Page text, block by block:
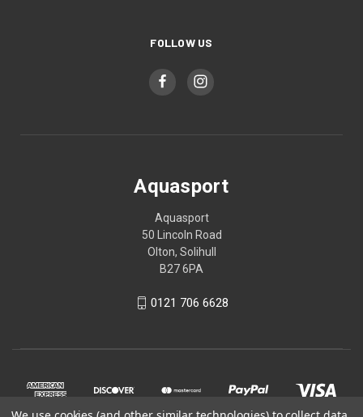
FOLLOW US
Aquasport
Aquasport
50 Lincoln Road
Olton, Solihull
B27 6PA
0121 706 6628